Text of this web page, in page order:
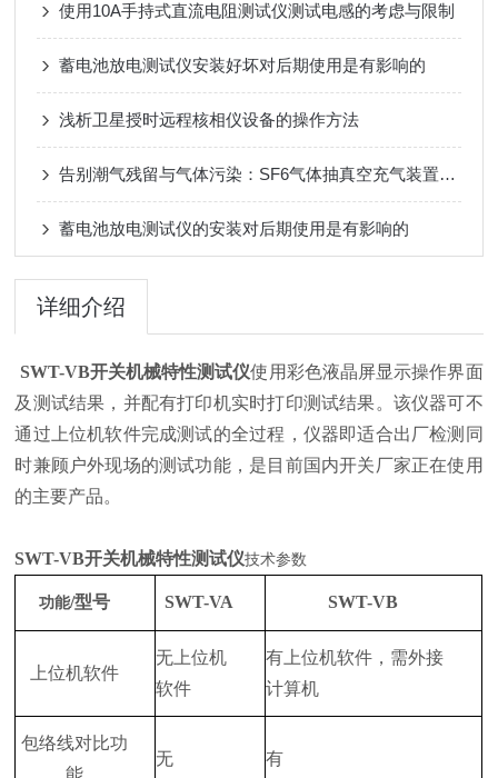
使用10A手持式直流电阻测试仪测试电感的考虑与限制
蓄电池放电测试仪安装好坏对后期使用是有影响的
浅析卫星授时远程核相仪设备的操作方法
告别潮气残留与气体污染：SF6气体抽真空充气装置靠多级过滤设计，实现高纯SF6气体安全充注
蓄电池放电测试仪的安装对后期使用是有影响的
详细介绍
SWT-VB开关机械特性测试仪使用彩色液晶屏显示操作界面
及测试结果，并配有打印机实时打印测试结果。该仪器可不
通过上位机软件完成测试的全过程，仪器即适合出厂检测同
时兼顾户外现场的测试功能，是目前国内开关厂家正在使用
的主要产品。
SWT-VB开关机械特性测试仪技术参数
功能/型号 SWT-VA SWT-VB
上位机软件
无上位机
软件
有上位机软件，需外接
计算机
包络线对比功
能
无 有